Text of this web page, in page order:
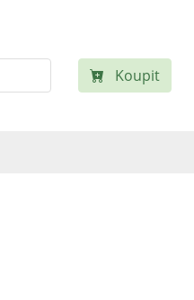
Koupit